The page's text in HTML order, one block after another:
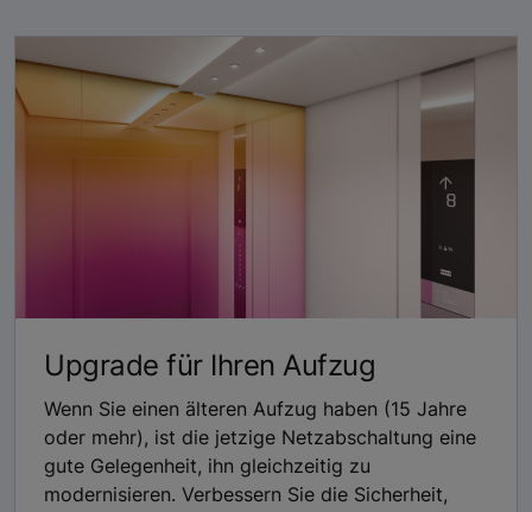
Upgrade für Ihren Aufzug
Wenn Sie einen älteren Aufzug haben (15 Jahre
oder mehr), ist die jetzige Netzabschaltung eine
gute Gelegenheit, ihn gleichzeitig zu
modernisieren. Verbessern Sie die Sicherheit,